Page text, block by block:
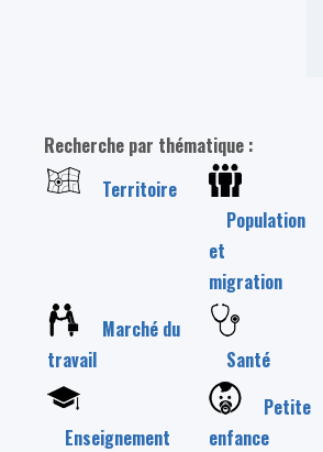
Recherche par thématique :
Territoire
Population
et
migration
Marché du
travail
Santé
Enseignement
Petite
enfance